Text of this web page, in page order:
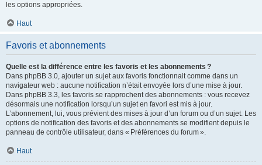
les options appropriées.
Haut
Favoris et abonnements
Quelle est la différence entre les favoris et les abonnements ?
Dans phpBB 3.0, ajouter un sujet aux favoris fonctionnait comme dans un
navigateur web : aucune notification n’était envoyée lors d’une mise à jour.
Dans phpBB 3.3, les favoris se rapprochent des abonnements : vous recevez
désormais une notification lorsqu’un sujet en favori est mis à jour.
L’abonnement, lui, vous prévient des mises à jour d’un forum ou d’un sujet. Les
options de notification des favoris et des abonnements se modifient depuis le
panneau de contrôle utilisateur, dans « Préférences du forum ».
Haut